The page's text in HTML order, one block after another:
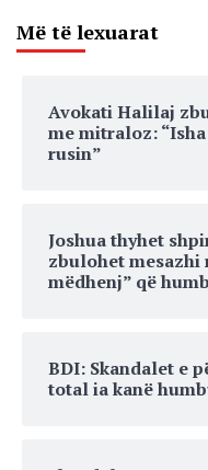
Më të lexuarat
Avokati Halilaj
me mitraloz:
rusin”
Joshua thyhet
zbulohet mesazhi
mëdhenj” që
BDI: Skandalet e
total ia kanë